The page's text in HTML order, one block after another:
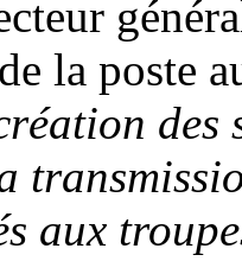
la poste
des
aux